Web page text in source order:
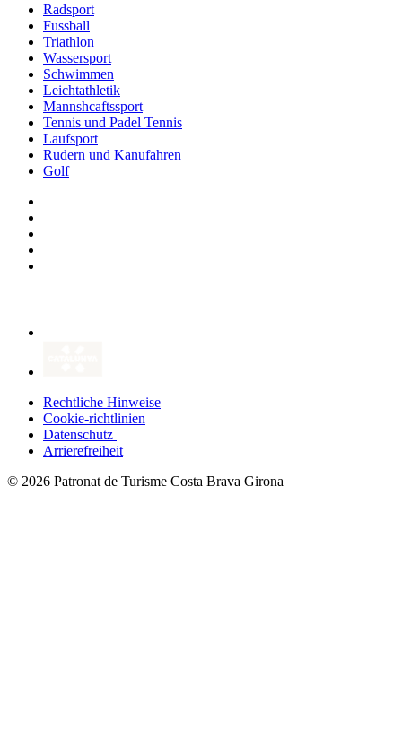
Radsport
Fussball
Triathlon
Wassersport
Schwimmen
Leichtathletik
Mannshcaftssport
Tennis und Padel Tennis
Laufsport
Rudern und Kanufahren
Golf
Rechtliche Hinweise
Cookie-richtlinien
Datenschutz
Arrierefreiheit
© 2026 Patronat de Turisme Costa Brava Girona